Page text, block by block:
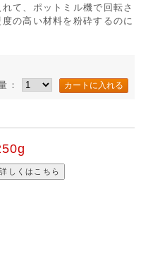
て、ポットミル機で回転さ
の高い材料を粉砕するのに
：
詳しくはこちら